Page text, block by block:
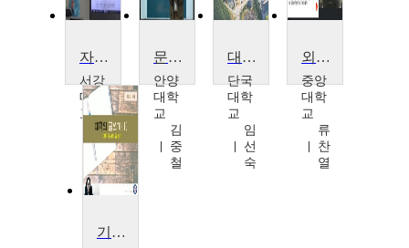
자연계 글쓰기
서강
대학
교
권
미
란
문학으로 배우는 글쓰기
안양
대학
교
김
중
철
대학글쓰기
단국
대학
교
임
선
숙
외국인을 위한 글쓰기
중앙
대학
교
류
찬
열
기초글쓰기